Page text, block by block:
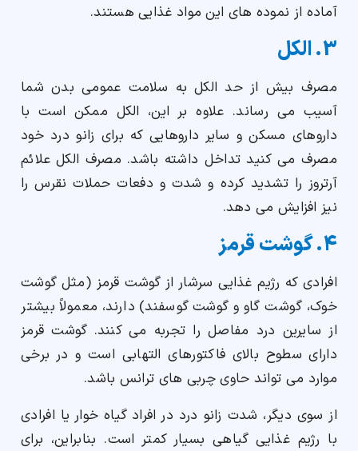
آماده از نموده های این مواد غذایی هستند.
3. الکل
مصرف بیش از حد الکل به سلامت عمومی بدن شما
آسیب می رساند. علاوه بر این، الکل ممکن است با
داروهای مسکن و سایر داروهایی که برای زانو درد خود
مصرف می کنید تداخل داشته باشد. مصرف الکل علائم
آرتروز را تشدید کرده و شدت و دفعات حملات نقرس را
نیز افزایش می دهد.
4. گوشت قرمز
افرادی که رژیم غذایی سرشار از گوشت قرمز (مثل گوشت
خوک، گوشت گاو و گوشت گوسفند) دارند، معمولاً بیشتر
از سایرین درد مفاصل را تجربه می کنند. گوشت قرمز
دارای سطوح بالای فاکتورهای التهابی است و در برخی
موارد می تواند حاوی چربی های ترانس باشد.
از سوی دیگر، شدت زانو درد در افراد گیاه خوار یا افرادی
با رژیم غذایی گیاهی بسیار کمتر است. بنابراین، برای